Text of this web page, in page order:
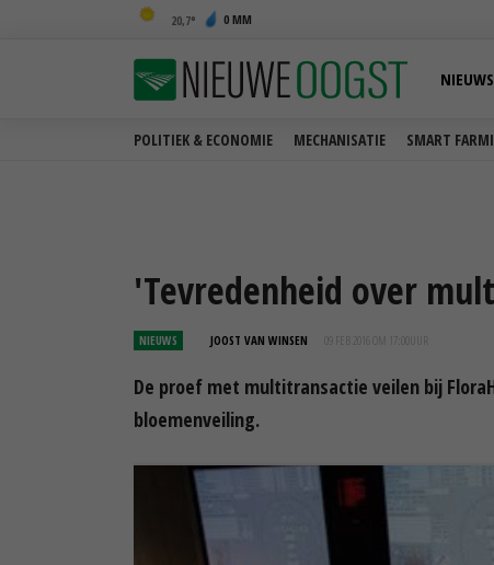
20,7 0 MM
POLITIEK & ECONOMIE MECHANISATIE SMART
NIEUWS
'Tevredenheid over
NIEUWS JOOST VAN WINSEN 09 FEB 2016 OM 17:00
De proef met multitransactie veilen bij
bloemenveiling.